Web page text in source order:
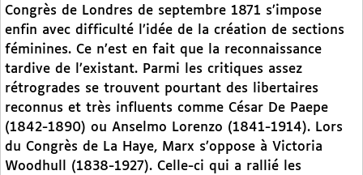
Congrès de Londres de septembre 1871 s’impose
enfin avec difficulté l’idée de la création de sections
féminines. Ce n’est en fait que la reconnaissance
tardive de l’existant. Parmi les critiques assez
rétrogrades se trouvent pourtant des libertaires
reconnus et très influents comme César De Paepe
(1842-1890) ou Anselmo Lorenzo (1841-1914). Lors
du Congrès de La Haye, Marx s’oppose à Victoria
Woodhull (1838-1927). Celle-ci qui a rallié les